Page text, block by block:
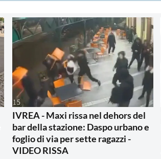
IVREA - Maxi rissa nel dehors del
bar della stazione: Daspo urbano e
foglio di via per sette ragazzi -
VIDEO RISSA